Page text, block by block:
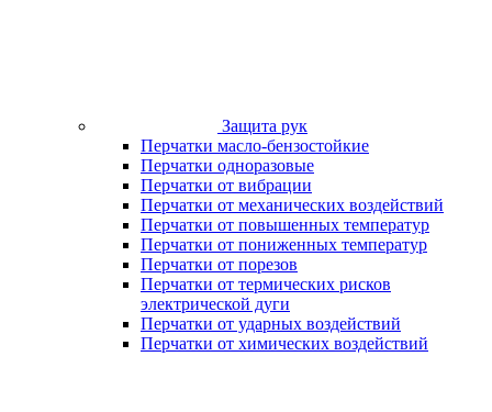
Защита рук
Перчатки масло-бензостойкие
Перчатки одноразовые
Перчатки от вибрации
Перчатки от механических воздействий
Перчатки от повышенных температур
Перчатки от пониженных температур
Перчатки от порезов
Перчатки от термических рисков
электрической дуги
Перчатки от ударных воздействий
Перчатки от химических воздействий